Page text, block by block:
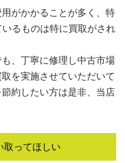
がかかることが多く、特
るものは特に買取がされ
、丁寧に修理し中古市場
を実施させていただいて
約したい方は是非、当店
取ってほしい